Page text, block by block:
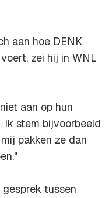
aan hoe DENK
zei hij in WNL
aan op hun
Ik stem bijvoorbeeld
pakken ze dan
tussen